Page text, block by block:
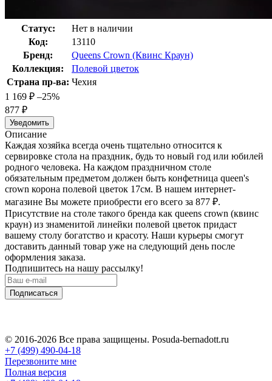
Статус:
Нет в наличии
Код:
13110
Бренд:
Queens Crown (Квинс Краун)
Коллекция:
Полевой цветок
Страна пр-ва: Чехия
1 169 ₽ –25%
877 ₽
Уведомить
Описание
Каждая хозяйка всегда очень тщательно относится к
сервировке стола на праздник, будь то новый год или юбилей
родного человека. На каждом праздничном столе
обязательным предметом должен быть конфетница queen's
crown корона полевой цветок 17см. В нашем интернет-
магазине Вы можете приобрести его всего за 877 ₽.
Присутствие на столе такого бренда как queens crown (квинс
краун) из знаменитой линейки полевой цветок придаст
вашему столу богатство и красоту. Наши курьеры смогут
доставить данный товар уже на следующий день после
оформления заказа.
Подпишитесь на нашу рассылку!
Подписаться
© 2016-2026 Все права защищены. Posuda-bernadott.ru
+7 (499) 490-04-18
Перезвоните мне
Полная версия